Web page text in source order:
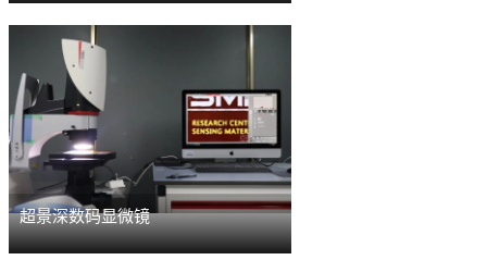
超景深数码显微镜